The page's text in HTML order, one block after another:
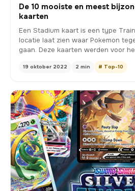
De 10 mooiste en meest
kaarten
Een Stadium kaart is een type
locatie laat zien waar Pokemon
gaan. Deze kaarten werden voor
19 oktober 2022 2 min # Top-10